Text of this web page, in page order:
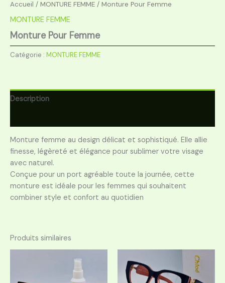
Accueil / MONTURE FEMME / Monture Pour Femme
MONTURE FEMME
Monture Pour Femme
Catégorie : MONTURE FEMME
Description
Monture femme au design délicat et sophistiqué. Elle allie
finesse, légèreté et élégance pour sublimer votre visage
avec naturel.
Conçue pour un port agréable toute la journée, cette
monture est idéale pour les femmes qui souhaitent
combiner style et confort au quotidien
Produits similaires